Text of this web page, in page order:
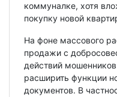
коммуналке, хотя
покупку новой
На фоне массового
продажи с
действий
расширить функции
документов. В